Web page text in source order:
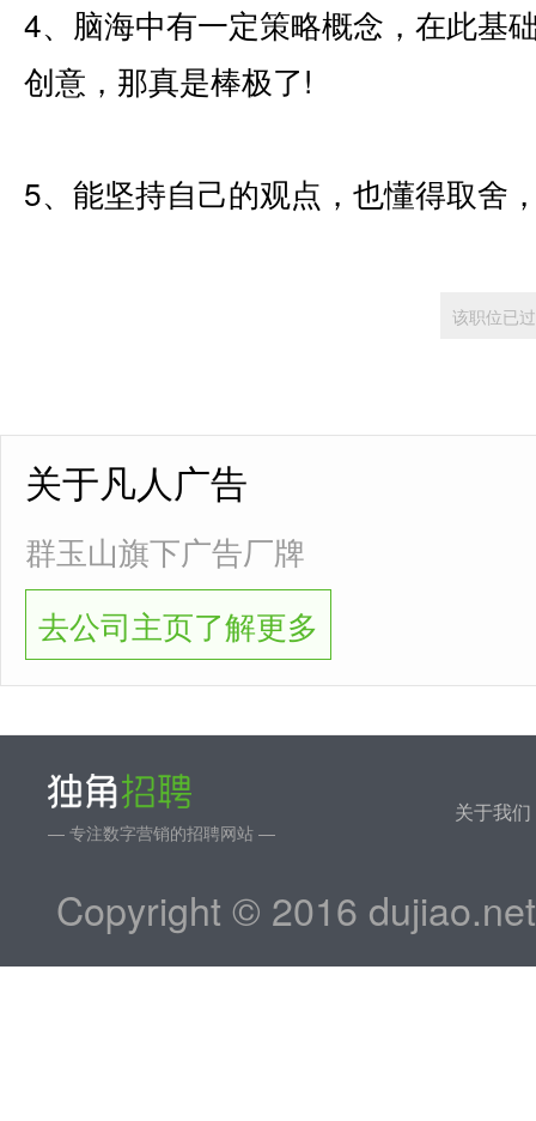
4、脑海中有一定策略概念，在此基
创意，那真是棒极了!
5、能坚持自己的观点，也懂得取舍
该职位已
关于凡人广告
群玉山旗下广告厂牌
去公司主页了解更多
— 专注数字营销的招聘网站 —
关于我们
Copyright © 2016